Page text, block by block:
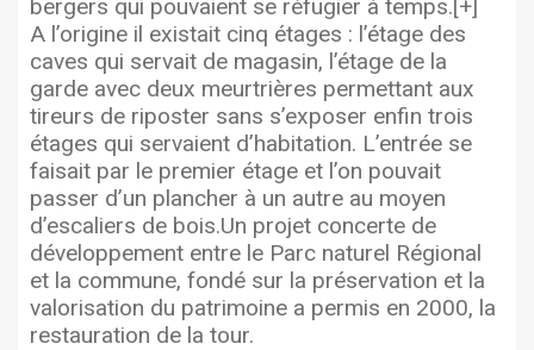
bergers qui pouvaient se réfugier à temps.[+]
A l’origine il existait cinq étages : l’étage des
caves qui servait de magasin, l’étage de la
garde avec deux meurtrières permettant aux
tireurs de riposter sans s’exposer enfin trois
étages qui servaient d’habitation. L’entrée se
faisait par le premier étage et l’on pouvait
passer d’un plancher à un autre au moyen
d’escaliers de bois.Un projet concerte de
développement entre le Parc naturel Régional
et la commune, fondé sur la préservation et la
valorisation du patrimoine a permis en 2000, la
restauration de la tour.